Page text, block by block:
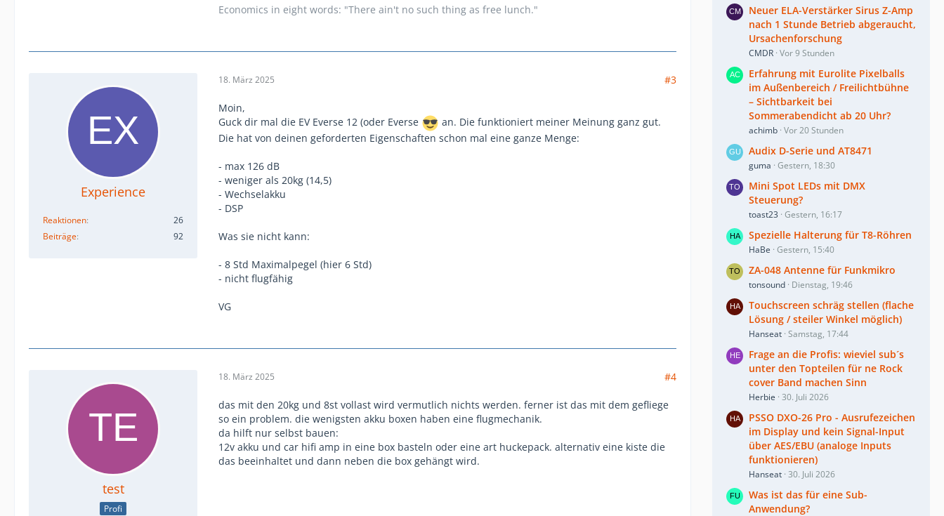
Economics in eight words: "There ain't no such thing as free lunch."
Experience
Reaktionen
26
Beiträge
92
18. März 2025 #3
Moin,
Guck dir mal die EV Everse 12 (oder Everse
an. Die funktioniert meiner Meinung ganz gut.
Die hat von deinen geforderten Eigenschaften schon mal eine ganze Menge:
- max 126 dB
- weniger als 20kg (14,5)
- Wechselakku
- DSP
Was sie nicht kann:
- 8 Std Maximalpegel (hier 6 Std)
- nicht flugfähig
VG
test
Profi
18. März 2025 #4
das mit den 20kg und 8st vollast wird vermutlich nichts werden. ferner ist das mit dem gefliege
so ein problem. die wenigsten akku boxen haben eine flugmechanik.
da hilft nur selbst bauen:
12v akku und car hifi amp in eine box basteln oder eine art huckepack. alternativ eine kiste die
das beeinhaltet und dann neben die box gehängt wird.
Neuer ELA-Verstärker Sirus Z-Amp
nach 1 Stunde Betrieb abgeraucht,
Ursachenforschung
CMDR Vor 9 Stunden
Erfahrung mit Eurolite Pixelballs
im Außenbereich / Freilichtbühne
– Sichtbarkeit bei
Sommerabendicht ab 20 Uhr?
achimb Vor 20 Stunden
Audix D-Serie und AT8471
guma Gestern, 18:30
Mini Spot LEDs mit DMX
Steuerung?
toast23 Gestern, 16:17
Spezielle Halterung für T8-Röhren
HaBe Gestern, 15:40
ZA-048 Antenne für Funkmikro
tonsound Dienstag, 19:46
Touchscreen schräg stellen (flache
Lösung / steiler Winkel möglich)
Hanseat Samstag, 17:44
Frage an die Profis: wieviel sub´s
unter den Topteilen für ne Rock
cover Band machen Sinn
Herbie 30. Juli 2026
PSSO DXO-26 Pro - Ausrufezeichen
im Display und kein Signal-Input
über AES/EBU (analoge Inputs
funktionieren)
Hanseat 30. Juli 2026
Was ist das für eine Sub-
Anwendung?